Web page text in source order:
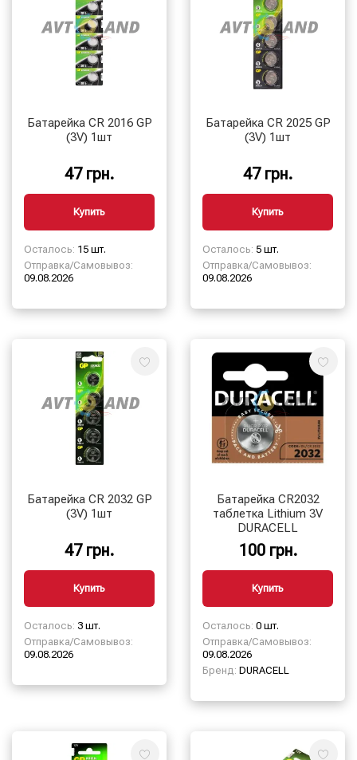
Батарейка CR 2016 GP
(3V) 1шт
47 грн.
Купить
Осталось: 15 шт.
Отправка/Самовывоз:
09.08.2026
Батарейка CR 2025 GP
(3V) 1шт
47 грн.
Купить
Осталось: 5 шт.
Отправка/Самовывоз:
09.08.2026
Батарейка CR 2032 GP
(3V) 1шт
47 грн.
Купить
Осталось: 3 шт.
Отправка/Самовывоз:
09.08.2026
Батарейка CR2032
таблетка Lithium 3V
DURACELL
100 грн.
Купить
Осталось: 0 шт.
Отправка/Самовывоз:
09.08.2026
Бренд: DURACELL